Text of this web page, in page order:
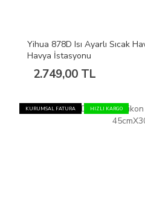
Yihua 878D Isı Ayarlı Sıcak
Havya İstasyonu
2.749,00 TL
KURUMSAL FATURA HIZLI KARGO